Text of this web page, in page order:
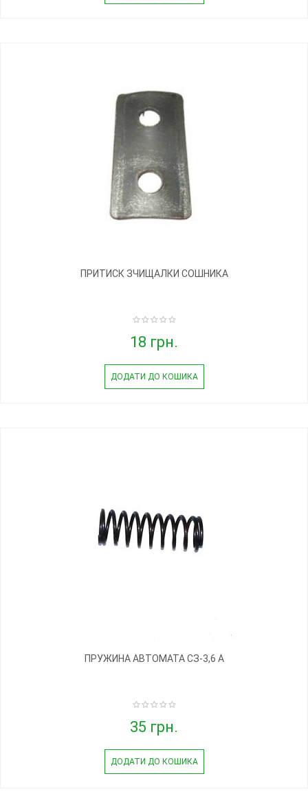
ПРИТИСК ЗЧИЩАЛКИ СОШНИКА
18 грн.
ДОДАТИ ДО КОШИКА
ПРУЖИНА АВТОМАТА СЗ-3,6 А
35 грн.
ДОДАТИ ДО КОШИКА